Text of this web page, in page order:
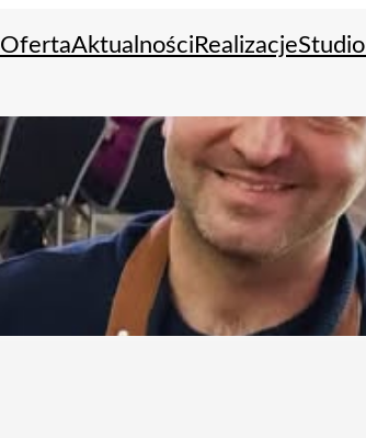
OfertaAktualności RealizacjeStudio